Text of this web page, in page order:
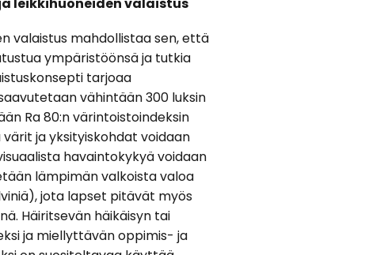
valaistus mahdollistaa sen, että
ympäristöönsä ja tutkia
tarjoaa
vähintään 300 luksin
Ra 80:n värintoistoindeksin
ja yksityiskohdat voidaan
havaintokykyä voidaan
lämpimän valkoista valoa
jota lapset pitävät myös
Häiritsevän häikäisyn tai
ja miellyttävän oppimis- ja